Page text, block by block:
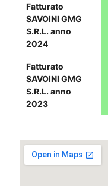
Fatturato
SAVOINI GMG
S.R.L. anno
2024
Fatturato
SAVOINI GMG
S.R.L. anno
2023